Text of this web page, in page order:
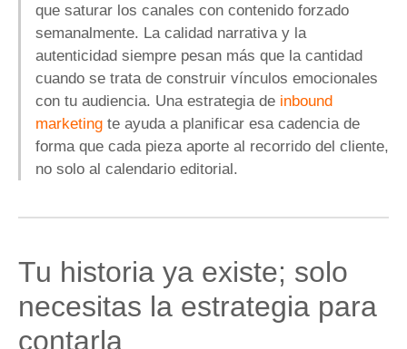
que saturar los canales con contenido forzado
semanalmente. La calidad narrativa y la
autenticidad siempre pesan más que la cantidad
cuando se trata de construir vínculos emocionales
con tu audiencia. Una estrategia de inbound
marketing te ayuda a planificar esa cadencia de
forma que cada pieza aporte al recorrido del cliente,
no solo al calendario editorial.
Tu historia ya existe; solo
necesitas la estrategia para
contarla